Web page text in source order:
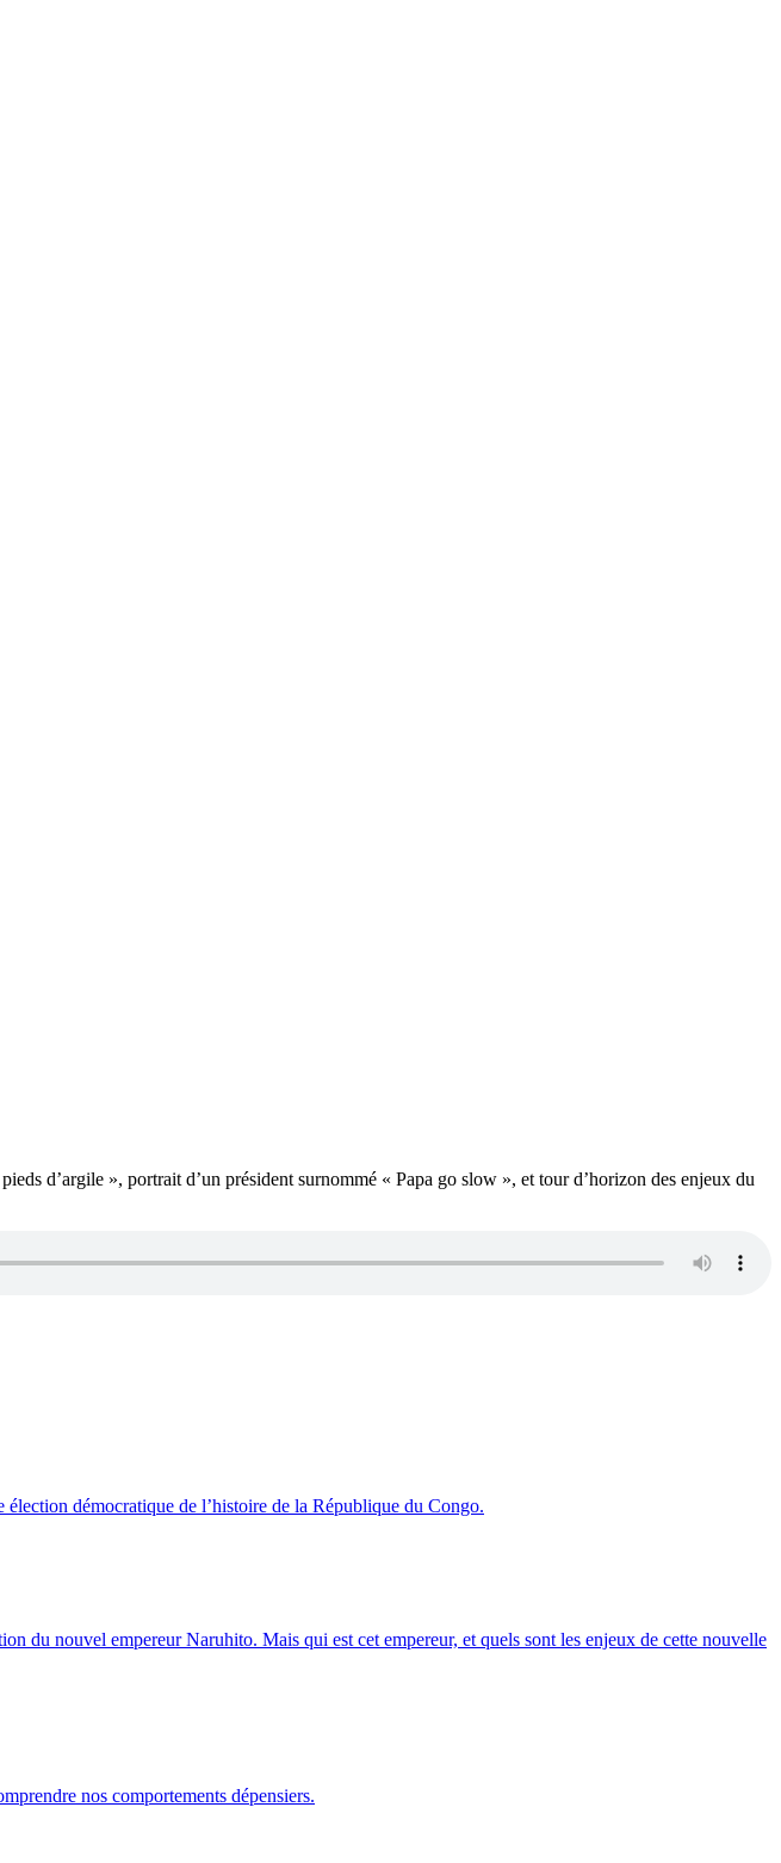
d’argile », portrait d’un président surnommé « Papa go slow », et tour d’horizon des enjeux du
démocratique de l’histoire de la République du Congo.
nouvel empereur Naruhito. Mais qui est cet empereur, et quels sont les enjeux de cette nouvelle
nos comportements dépensiers.